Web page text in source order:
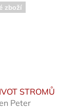
zboží
STROMŮ
Peter